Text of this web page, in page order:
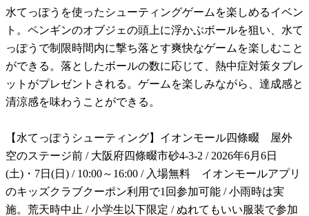
水てっぽうを使ったシューティングゲームを楽しめるイベン
ト。ペンギンのオブジェの頭上に浮かぶボールを狙い、水て
っぽうで制限時間内に撃ち落とす爽快なゲームを楽しむこと
ができる。落としたボールの数に応じて、熱中症対策タブレ
ットがプレゼントされる。ゲームを楽しみながら、達成感と
清涼感を味わうことができる。
【水てっぽうシューティング】イオンモール四條畷 屋外
空のステージ前 / 大阪府四條畷市砂4-3-2 / 2026年6月6日
(土)・7日(日) / 10:00～16:00 / 入場無料 イオンモールアプリ
のキッズクラブクーポン利用で1回参加可能 / 小雨時は実
施。荒天時中止 / 小学生以下限定 / ぬれてもいい服装で参加